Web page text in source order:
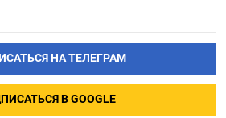
НА ТЕЛЕГРАМ
В GOOGLE